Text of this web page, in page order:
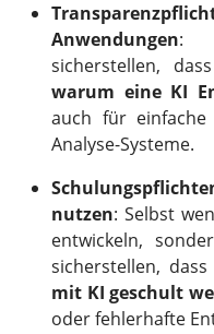
Anwendungen:
sicherstellen,
warum eine KI
auch für einfache
Analyse-Systeme.
nutzen: Selbst
entwickeln,
sicherstellen,
mit KI geschult
oder fehlerhafte